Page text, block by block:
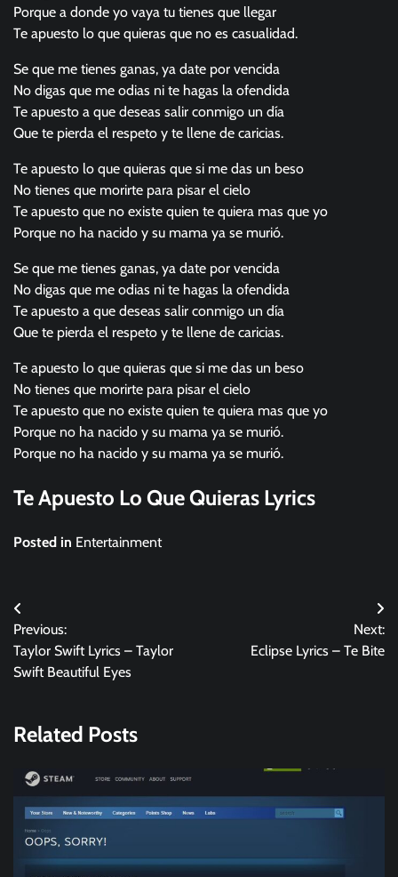
Porque a donde yo vaya tu tienes que llegar
Te apuesto lo que quieras que no es casualidad.
Se que me tienes ganas, ya date por vencida
No digas que me odias ni te hagas la ofendida
Te apuesto a que deseas salir conmigo un día
Que te pierda el respeto y te llene de caricias.
Te apuesto lo que quieras que si me das un beso
No tienes que morirte para pisar el cielo
Te apuesto que no existe quien te quiera mas que yo
Porque no ha nacido y su mama ya se murió.
Se que me tienes ganas, ya date por vencida
No digas que me odias ni te hagas la ofendida
Te apuesto a que deseas salir conmigo un día
Que te pierda el respeto y te llene de caricias.
Te apuesto lo que quieras que si me das un beso
No tienes que morirte para pisar el cielo
Te apuesto que no existe quien te quiera mas que yo
Porque no ha nacido y su mama ya se murió.
Porque no ha nacido y su mama ya se murió.
Te Apuesto Lo Que Quieras Lyrics
Posted in Entertainment
Post
navigation
Previous:
Taylor Swift Lyrics – Taylor
Swift Beautiful Eyes
Next:
Eclipse Lyrics – Te Bite
Related Posts